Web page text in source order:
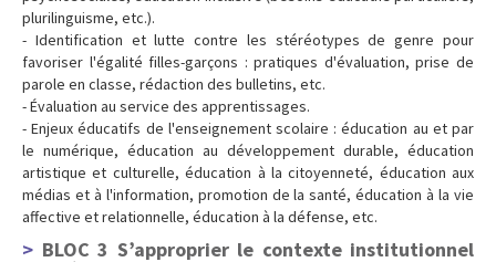
plurilinguisme, etc.).
- Identification et lutte contre les stéréotypes de genre pour
favoriser l'égalité filles-garçons : pratiques d'évaluation, prise de
parole en classe, rédaction des bulletins, etc.
- Évaluation au service des apprentissages.
- Enjeux éducatifs de l'enseignement scolaire : éducation au et par
le numérique, éducation au développement durable, éducation
artistique et culturelle, éducation à la citoyenneté, éducation aux
médias et à l'information, promotion de la santé, éducation à la vie
affective et relationnelle, éducation à la défense, etc.
BLOC 3 S’approprier le contexte institutionnel